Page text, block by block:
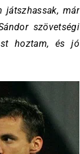
játszhassak, már
szövetségi
hoztam, és jó